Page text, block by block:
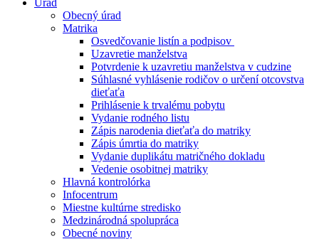
Úrad
Obecný úrad
Matrika
Osvedčovanie listín a podpisov
Uzavretie manželstva
Potvrdenie k uzavretiu manželstva v cudzine
Súhlasné vyhlásenie rodičov o určení otcovstva
dieťaťa
Prihlásenie k trvalému pobytu
Vydanie rodného listu
Zápis narodenia dieťaťa do matriky
Zápis úmrtia do matriky
Vydanie duplikátu matričného dokladu
Vedenie osobitnej matriky
Hlavná kontrolórka
Infocentrum
Miestne kultúrne stredisko
Medzinárodná spolupráca
Obecné noviny